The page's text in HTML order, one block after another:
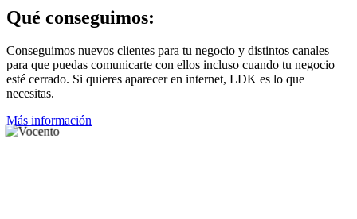
Qué conseguimos:
Conseguimos nuevos clientes para tu negocio y distintos canales
para que puedas comunicarte con ellos incluso cuando tu negocio
esté cerrado. Si quieres aparecer en internet, LDK es lo que
necesitas.
Más información